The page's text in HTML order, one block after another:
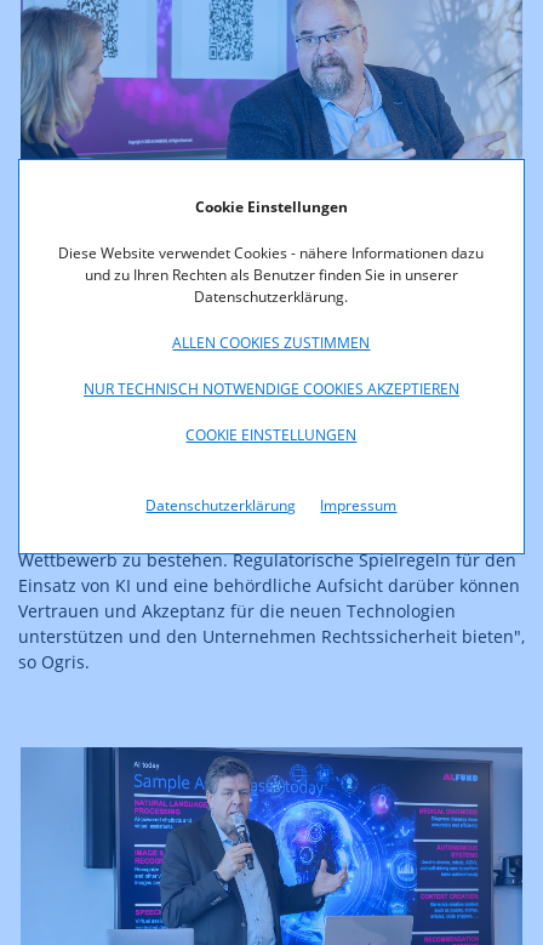
Cookie Einstellungen
Diese Website verwendet Cookies - nähere Informationen dazu
und zu Ihren Rechten als Benutzer finden Sie in unserer
Datenschutzerklärung.
ALLEN COOKIES ZUSTIMMEN
NUR TECHNISCH NOTWENDIGE COOKIES AKZEPTIEREN
COOKIE EINSTELLUNGEN
Datenschutzerklärung Impressum
Michael Ogris, Vorsitzender KommAustria © Phototiller
Digital News Report Austria zeigt, dass eine Mehrheit der
Bevölkerung gegenwärtig dem Einsatz von KI in der
Regelmäßige Berichte, die zu Recht vor digitaler
"Dennoch ist der Einsatz von KI in den Medien eine Chance
Wettbewerb zu bestehen. Regulatorische Spielregeln für den
Einsatz von KI und eine behördliche Aufsicht darüber können
Vertrauen und Akzeptanz für die neuen Technologien
unterstützen und den Unternehmen Rechtssicherheit bieten",
so Ogris.